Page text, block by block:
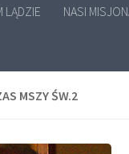
LĄDZIE NASI
MSZY ŚW.2